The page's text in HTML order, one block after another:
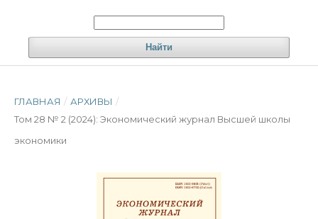
Найти
ГЛАВНАЯ / АРХИВЫ /
Том 28 № 2 (2024): Экономический журнал Высшей школы
экономики